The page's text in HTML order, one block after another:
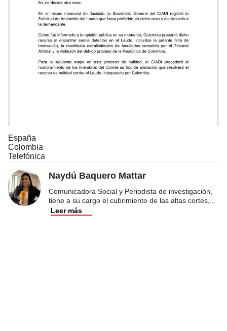
España
Colombia
Telefónica
Naydú Baquero Mattar
Comunicadora Social y Periodista de investigación,
tiene a su cargo el cubrimiento de las altas cortes,...
Leer más